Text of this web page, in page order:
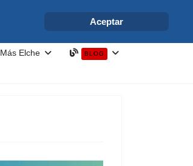
info@elchesemueve.com
Más Elche BLOG
Aceptar